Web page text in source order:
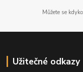
Můžete se
Užitečné odkazy